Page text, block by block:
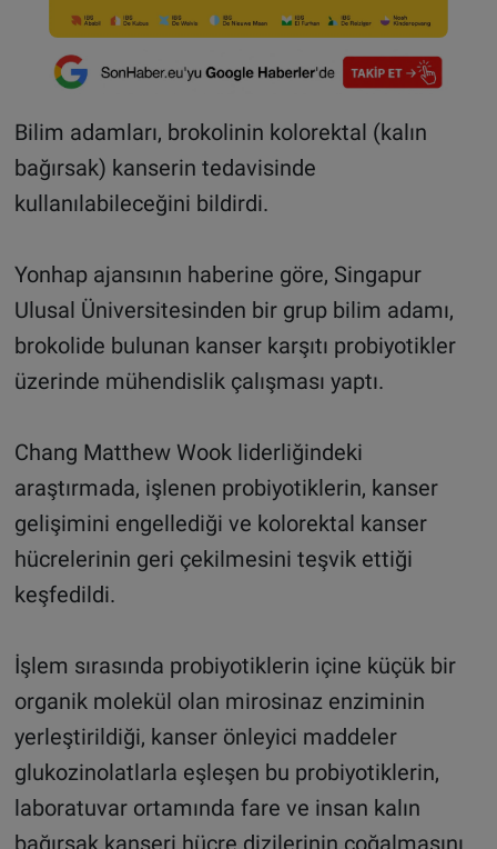
Bilim adamları, brokolinin kolorektal (kalın
bağırsak) kanserin tedavisinde
kullanılabileceğini bildirdi.
Yonhap ajansının haberine göre, Singapur
Ulusal Üniversitesinden bir grup bilim adamı,
brokolide bulunan kanser karşıtı probiyotikler
üzerinde mühendislik çalışması yaptı.
Chang Matthew Wook liderliğindeki
araştırmada, işlenen probiyotiklerin, kanser
gelişimini engellediği ve kolorektal kanser
hücrelerinin geri çekilmesini teşvik ettiği
keşfedildi.
İşlem sırasında probiyotiklerin içine küçük bir
organik molekül olan mirosinaz enziminin
yerleştirildiği, kanser önleyici maddeler
glukozinolatlarla eşleşen bu probiyotiklerin,
laboratuvar ortamında fare ve insan kalın
bağırsak kanseri hücre dizilerinin çoğalmasını